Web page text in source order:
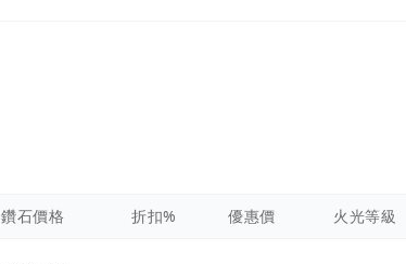
鑽石價格 折扣% 優惠價 火光等級